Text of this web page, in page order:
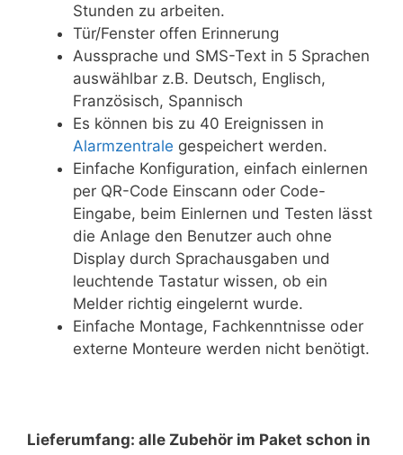
Stunden zu arbeiten.
Tür/Fenster offen Erinnerung
Aussprache und SMS-Text in 5 Sprachen
auswählbar z.B. Deutsch, Englisch,
Französisch, Spannisch
Es können bis zu 40 Ereignissen in
Alarmzentrale gespeichert werden.
Einfache Konfiguration, einfach einlernen
per QR-Code Einscann oder Code-
Eingabe, beim Einlernen und Testen lässt
die Anlage den Benutzer auch ohne
Display durch Sprachausgaben und
leuchtende Tastatur wissen, ob ein
Melder richtig eingelernt wurde.
Einfache Montage, Fachkenntnisse oder
externe Monteure werden nicht benötigt.
Lieferumfang: alle Zubehör im Paket schon in